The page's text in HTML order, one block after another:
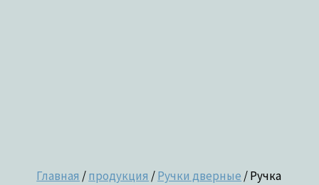
Главная /продукция /Ручки дверные / Ручка